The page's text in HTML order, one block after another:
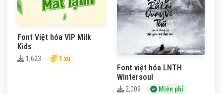
Font Việt hóa VIP Milk
Kids
1,623 1 xu
Font việt hóa LNTH
Wintersoul
2,009 Miễn phí